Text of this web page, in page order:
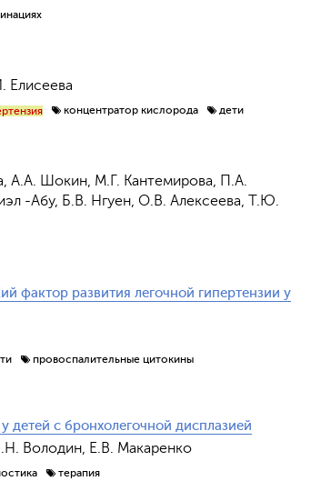
Елисеева
концентратор кислорода дети
А.А. Шокин, М.Г. Кантемирова, П.А.
-Абу, Б.В. Нгуен, О.В. Алексеева, Т.Ю.
фактор развития легочной гипертензии у
провоспалительные цитокины
детей с бронхолегочной дисплазией
Володин, Е.В. Макаренко
терапия